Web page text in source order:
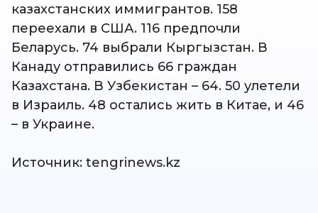
казахстанских иммигрантов. 158
переехали в США. 116 предпочли
Беларусь. 74 выбрали Кыргызстан. В
Канаду отправились 66 граждан
Казахстана. В Узбекистан – 64. 50 улетели
в Израиль. 48 остались жить в Китае, и 46
– в Украине.
Источник: tengrinews.kz